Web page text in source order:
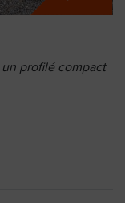
profilé compact